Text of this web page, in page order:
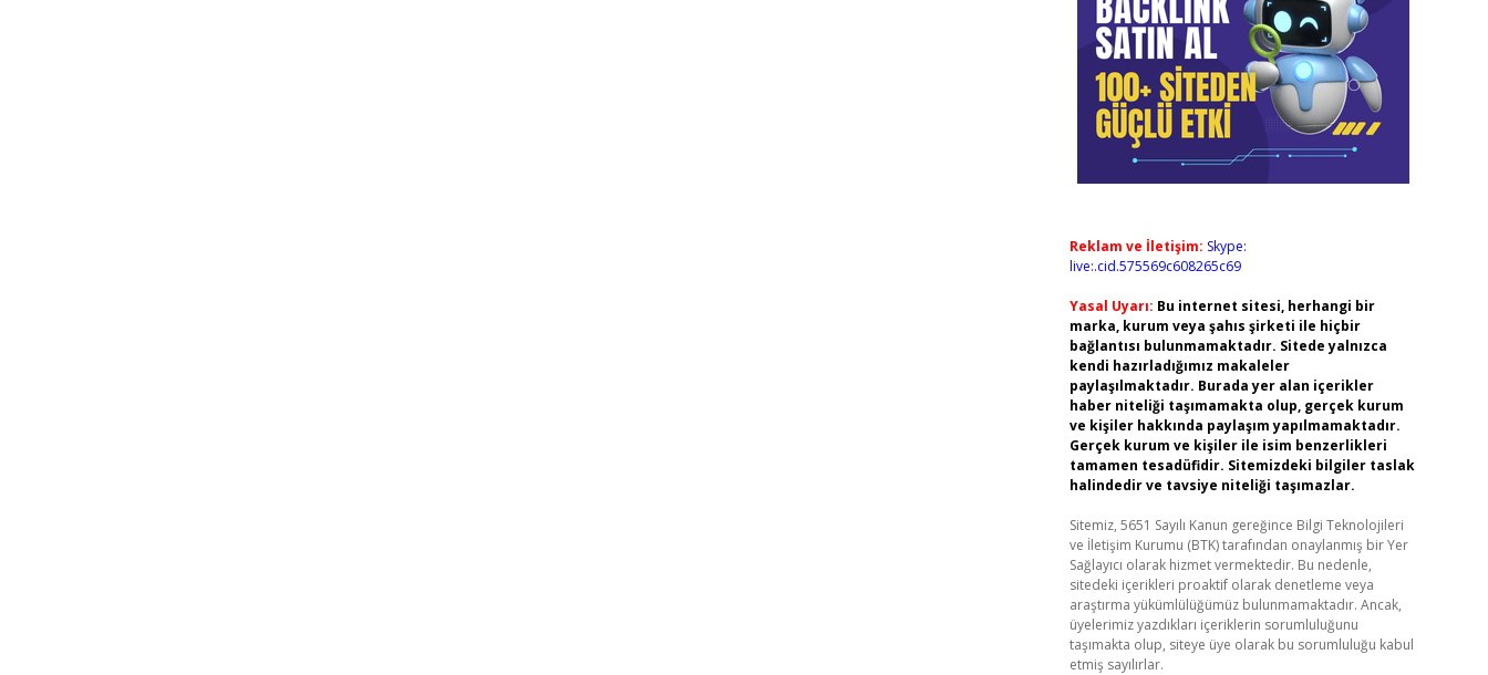
Reklam ve İletişim: Skype:
live:.cid.575569c608265c69
Yasal Uyarı: Bu internet sitesi, herhangi bir
marka, kurum veya şahıs şirketi ile hiçbir
bağlantısı bulunmamaktadır. Sitede yalnızca
kendi hazırladığımız makaleler
paylaşılmaktadır. Burada yer alan içerikler
haber niteliği taşımamakta olup, gerçek kurum
ve kişiler hakkında paylaşım yapılmamaktadır.
Gerçek kurum ve kişiler ile isim benzerlikleri
tamamen tesadüfidir. Sitemizdeki bilgiler taslak
halindedir ve tavsiye niteliği taşımazlar.
Sitemiz, 5651 Sayılı Kanun gereğince Bilgi Teknolojileri
ve İletişim Kurumu (BTK) tarafından onaylanmış bir Yer
Sağlayıcı olarak hizmet vermektedir. Bu nedenle,
sitedeki içerikleri proaktif olarak denetleme veya
araştırma yükümlülüğümüz bulunmamaktadır. Ancak,
üyelerimiz yazdıkları içeriklerin sorumluluğunu
taşımakta olup, siteye üye olarak bu sorumluluğu kabul
etmiş sayılırlar.